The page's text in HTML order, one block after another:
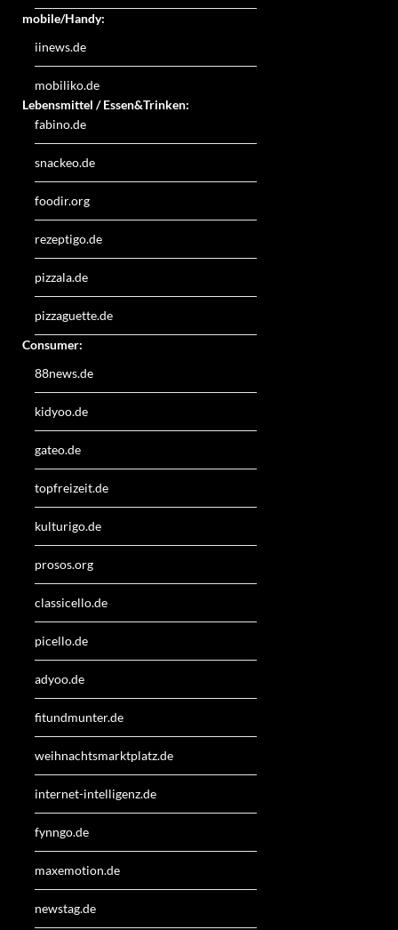
mobile/Handy:
iinews.de
mobiliko.de
Lebensmittel / Essen&Trinken:
fabino.de
snackeo.de
foodir.org
rezeptigo.de
pizzala.de
pizzaguette.de
Consumer:
88news.de
kidyoo.de
gateo.de
topfreizeit.de
kulturigo.de
prosos.org
classicello.de
picello.de
adyoo.de
fitundmunter.de
weihnachtsmarktplatz.de
internet-intelligenz.de
fynngo.de
maxemotion.de
newstag.de